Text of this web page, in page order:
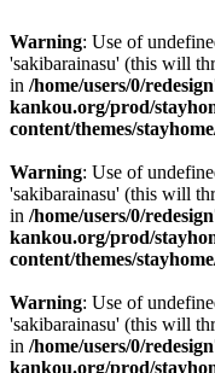
Warning: Use of
'sakibarainasu' (this will
in /home/users/0/
kankou.org/prod/
content/themes/
Warning: Use of
'sakibarainasu' (this will
in /home/users/0/
kankou.org/prod/
content/themes/
Warning: Use of
'sakibarainasu' (this will
in /home/users/0/
kankou.org/prod/